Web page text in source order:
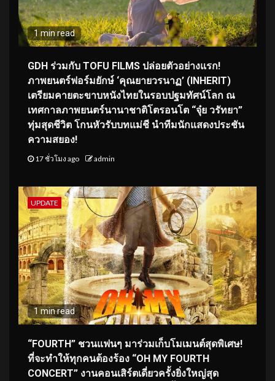
1 min read
GDH ร่วมกับ TOFU FILMS ปล่อยตัวอย่างแรก!
ภาพยนตร์ฟอร์มยักษ์ ‘คุณยายวรนาฏ’ (INHERIT)
เตรียมคายตะขาบหนังไทยในรอบปฐมทัศน์โลก ณ
เทศกาลภาพยนตร์นานาชาติโตรอนโต “จุ๋ย วรัทยา”
ทุ่มสุดชีวิต โกนหัวรับบทแม่ชี นำทีมนักแสดงประชัน
ความสยอง!
17 ชั่วโมง ago admin
UPDATE
1 min read
“FOURTH” ชวนแฟนๆ มาร่วมเก็บโมเมนต์สุดพิเศษ!
ที่จะทำให้ทุกคนต้องร้อง “OH MY FOURTH
CONCERT” งานคอนเสิร์ตเดี่ยวครั้งยิ่งใหญ่สุด